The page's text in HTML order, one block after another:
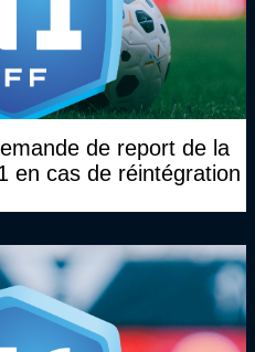
de report de la
en cas de réintégration